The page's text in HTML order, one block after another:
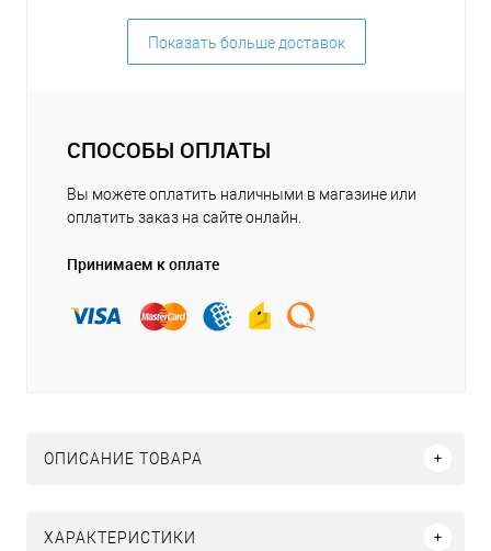
Показать больше доставок
СПОСОБЫ ОПЛАТЫ
Вы можете оплатить наличными в магазине или
оплатить заказ на сайте онлайн.
Принимаем к оплате
ОПИСАНИЕ ТОВАРА
ХАРАКТЕРИСТИКИ